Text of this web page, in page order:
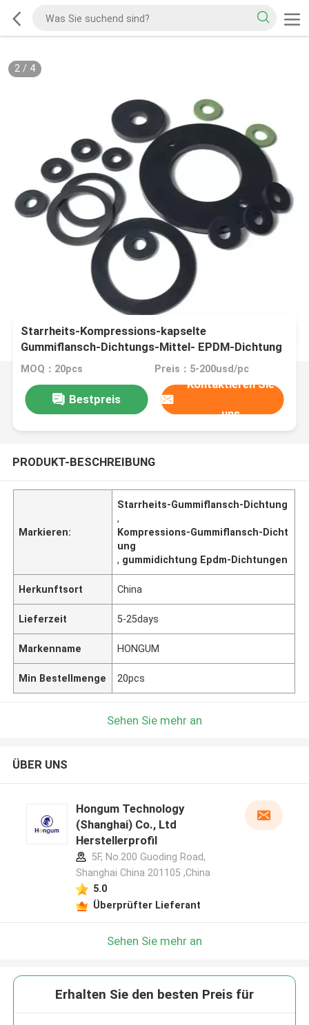
2/ 4
Starrheits-Kompressions-kapselte
Gummiflansch-Dichtungs-Mittel- EPDM-Dichtung
ein
MOQ：20pcs Preis：5-200usd/pc
Bestpreis
Kontaktieren Sie
uns
PRODUKT-BESCHREIBUNG
Markieren:
Starrheits-Gummiflansch-Dichtung
,
Kompressions-Gummiflansch-Dicht
ung
, gummidichtung Epdm-Dichtungen
Herkunftsort China
Lieferzeit 5-25days
Markenname HONGUM
Min Bestellmenge 20pcs
Sehen Sie mehr an
ÜBER UNS
Hongum Technology
(Shanghai) Co., Ltd
Herstellerprofil
5F, No.200 Guoding Road,
Shanghai China 201105 ,China
5.0
Überprüfter Lieferant
Sehen Sie mehr an
Erhalten Sie den besten Preis für